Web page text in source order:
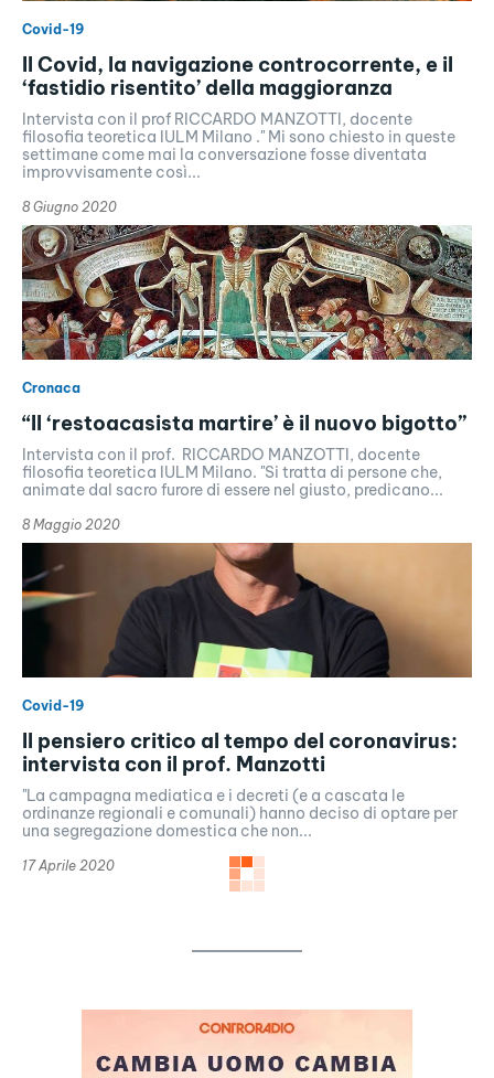
Covid-19
Il Covid, la navigazione controcorrente, e il
‘fastidio risentito’ della maggioranza
Intervista con il prof RICCARDO MANZOTTI, docente
filosofia teoretica IULM Milano ." Mi sono chiesto in queste
settimane come mai la conversazione fosse diventata
improvvisamente così...
8 Giugno 2020
Cronaca
“Il ‘restoacasista martire’ è il nuovo bigotto”
Intervista con il prof. RICCARDO MANZOTTI, docente
filosofia teoretica IULM Milano. "Si tratta di persone che,
animate dal sacro furore di essere nel giusto, predicano...
8 Maggio 2020
Covid-19
Il pensiero critico al tempo del coronavirus:
intervista con il prof. Manzotti
"La campagna mediatica e i decreti (e a cascata le
ordinanze regionali e comunali) hanno deciso di optare per
una segregazione domestica che non...
17 Aprile 2020